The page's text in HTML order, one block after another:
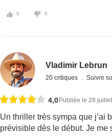
0 0
Vladimir Lebrun
20 critiques Suivre
4,0Publiée le 28
Un thriller très sympa que j’ai
prévisible dès le début. Je